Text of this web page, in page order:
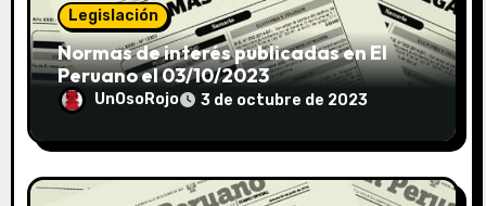
Legislación
Normas de interés publicadas en El
Peruano el 03/10/2023
UnOsoRojo 3 de octubre de 2023